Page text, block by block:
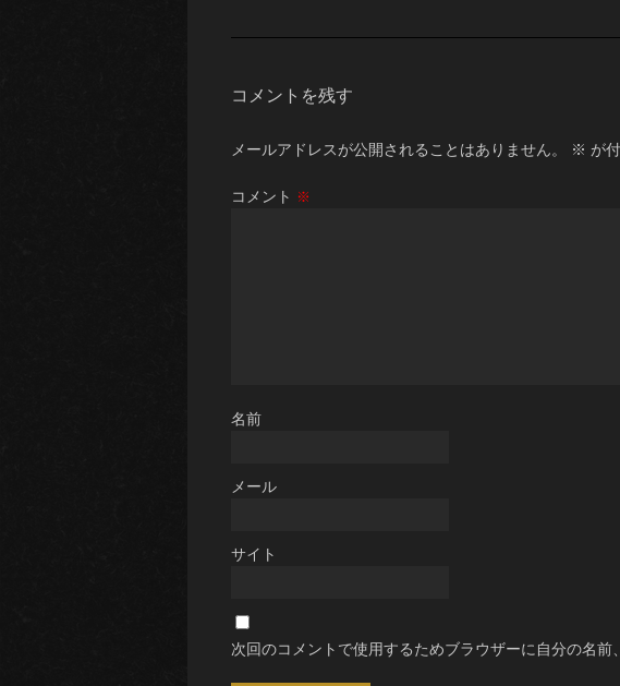
コメントを残す
メールアドレスが公開されることはありません。 ※ が
コメント ※
名前
メール
サイト
次回のコメントで使用するためブラウザーに自分の名前